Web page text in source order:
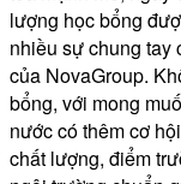
lượng học bổng
nhiều sự chung tay
của NovaGroup.
bổng, với mong
nước có thêm cơ
chất lượng, điểm